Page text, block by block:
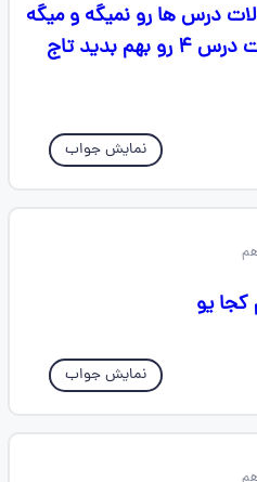
درس ها رو نمیگه و میگه
نباید بنویسین میشه سوالات درس ۴ رو بهم بدید تاج
نمایش جواب
یو
نمایش جواب